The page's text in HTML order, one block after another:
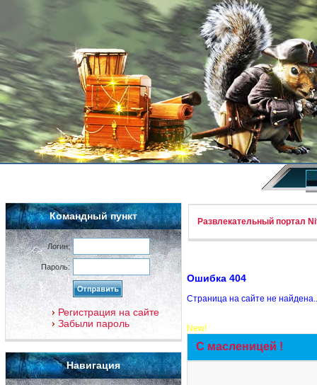
Командный пункт
Логин:
Пароль:
Регистрация на сайте
Забыли пароль
Навигация
Развлекательный портал
Ошибка 404
Страница на сайте не
New!
С масленицей !